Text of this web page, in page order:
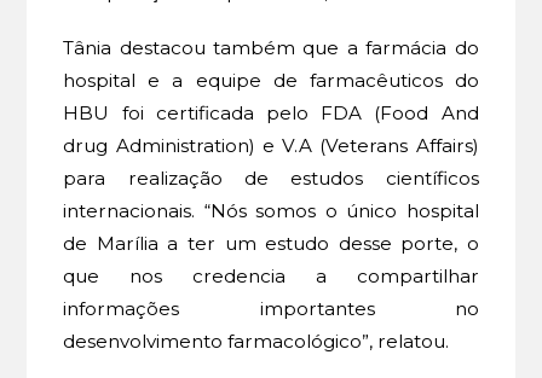
Tânia destacou também que a farmácia do
hospital e a equipe de farmacêuticos do
HBU foi certificada pelo FDA (Food And
drug Administration) e V.A (Veterans Affairs)
para realização de estudos científicos
internacionais. “Nós somos o único hospital
de Marília a ter um estudo desse porte, o
que nos credencia a compartilhar
informações importantes no
desenvolvimento farmacológico”, relatou.